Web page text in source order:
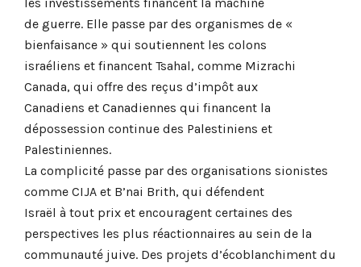
de guerre. Elle passe par des organismes de «
bienfaisance » qui soutiennent les colons
israéliens et financent Tsahal, comme Mizrachi
Canada, qui offre des reçus d’impôt aux
Canadiens et Canadiennes qui financent la
dépossession continue des Palestiniens et
Palestiniennes.
La complicité passe par des organisations sionistes
comme CIJA et B’nai Brith, qui défendent
Israël à tout prix et encouragent certaines des
perspectives les plus réactionnaires au sein de la
communauté juive. Des projets d’écoblanchiment du